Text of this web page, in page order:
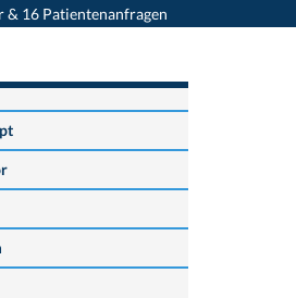
& 16 Patientenanfragen
>Home>Das Konzept